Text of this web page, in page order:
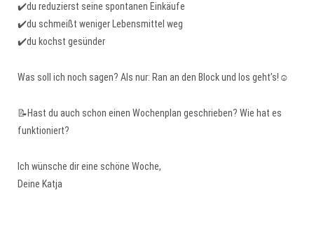
✔️du reduzierst seine spontanen Einkäufe
✔️du schmeißt weniger Lebensmittel weg
✔️du kochst gesünder
Was soll ich noch sagen? Als nur: Ran an den Block und los geht’s!☺️
📝Hast du auch schon einen Wochenplan geschrieben? Wie hat es
funktioniert?
Ich wünsche dir eine schöne Woche,
Deine Katja